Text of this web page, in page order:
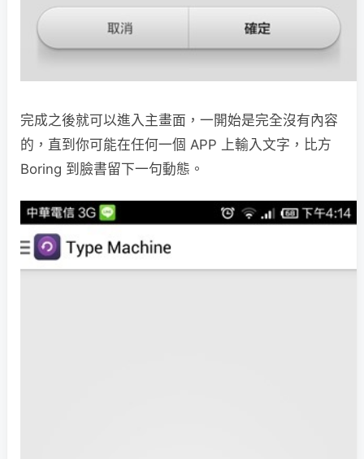
完成之後就可以進入主畫面，一開始是完全沒有內容
的，直到你可能在任何一個 APP 上輸入文字，比方
Boring 到臉書留下一句動態。